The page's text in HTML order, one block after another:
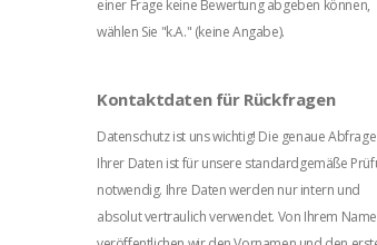
einer Frage keine Bewertung abgeben können,
wählen Sie "k.A." (keine Angabe).
Kontaktdaten für Rückfragen
Datenschutz ist uns wichtig! Die genaue Abfrage
Ihrer Daten ist für unsere standardgemäße
notwendig. Ihre Daten werden nur intern und
absolut vertraulich verwendet. Von Ihrem